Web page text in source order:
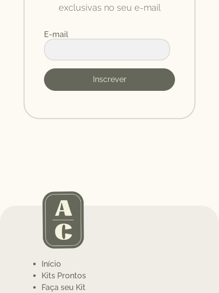
exclusivas no seu e-mail
E-mail
Inscrever
Início
Kits Prontos
Faça seu Kit